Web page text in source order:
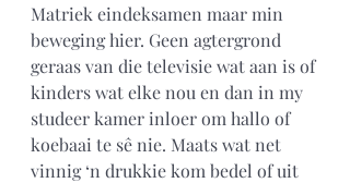
Matriek eindeksamen maar min
beweging hier. Geen agtergrond
geraas van die televisie wat aan is of
kinders wat elke nou en dan in my
studeer kamer inloer om hallo of
koebaai te sê nie. Maats wat net
vinnig ‘n drukkie kom bedel of uit